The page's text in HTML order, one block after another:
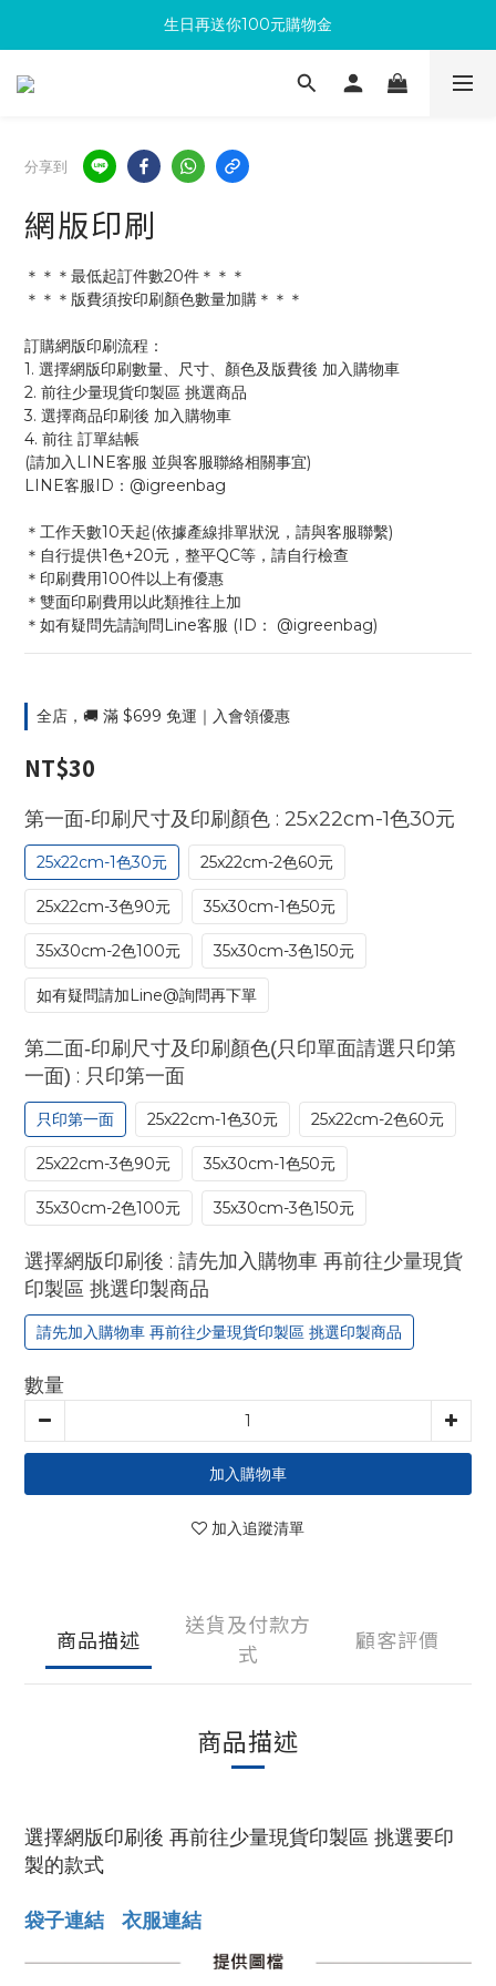
滿300回饋10%購物金
生日再送你100元購物金
加入成為新會員 馬上領取50元購物金
分享到
網版印刷
＊＊＊最低起訂件數20件＊＊＊
＊＊＊版費須按印刷顏色數量加購＊＊＊
訂購網版印刷流程：
1. 選擇網版印刷數量、尺寸、顏色及版費後 加入購物車
2. 前往少量現貨印製區 挑選商品
3. 選擇商品印刷後 加入購物車
4. 前往 訂單結帳
(請加入LINE客服 並與客服聯絡相關事宜)
LINE客服ID：@igreenbag
＊工作天數10天起(依據產線排單狀況，請與客服聯繫)
＊自行提供1色+20元，整平QC等，請自行檢查
＊印刷費用100件以上有優惠
＊雙面印刷費用以此類推往上加
＊如有疑問先請詢問Line客服 (ID： @igreenbag)
全店，🚚 滿 $699 免運｜入會領優惠
NT$30
第一面-印刷尺寸及印刷顏色 : 25x22cm-1色30元
25x22cm-1色30元 25x22cm-2色60元
25x22cm-3色90元 35x30cm-1色50元
35x30cm-2色100元 35x30cm-3色150元
如有疑問請加Line@詢問再下單
第二面-印刷尺寸及印刷顏色(只印單面請選只印第
一面) : 只印第一面
只印第一面 25x22cm-1色30元 25x22cm-2色60元
25x22cm-3色90元 35x30cm-1色50元
35x30cm-2色100元 35x30cm-3色150元
選擇網版印刷後 : 請先加入購物車 再前往少量現貨
印製區 挑選印製商品
請先加入購物車 再前往少量現貨印製區 挑選印製商品
數量
加入購物車
加入追蹤清單
商品描述
送貨及付款方
式
顧客評價
商品描述
選擇網版印刷後 再前往少量現貨印製區 挑選要印
製的款式
袋子連結 衣服連結